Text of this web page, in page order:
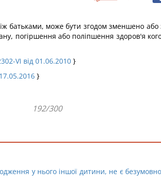
батьками, може бути згодом зменшено
погіршення або поліпшення здоров'я
VI від 01.06.2010 }
}
192/300
у нього іншої дитини, не є